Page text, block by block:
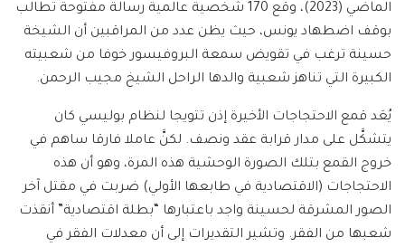
الماضي (2023)، وقَّع 170 شخصية عالمية رسالة مفتوحة تطالب
بوقف اضطهاد يونس، حيث يظن عدد من المراقبين أن الشيخة
حسينة ترغب في تقويض سمعة البروفيسور خوفا من شعبيته
الكبيرة التي تناهز شعبية والدها الراحل الشيخ مجيب الرحمن.
يُعَد قمع الاحتجاجات الأخيرة إذن تتويجا لنظام بوليسي كان
يتشكَّل على مدار قرابة عقد ونصف. لكنَّ عاملا فارقا ساهم في
خروج القمع بتلك الصورة الوحشية هذه المرة، وهو أن هذه
الاحتجاجات (الاقتصادية في طابعها الأولي) ضربت في مقتل آخر
الصور المشرقة لحسينة واجد باعتبارها “بطلة اقتصادية” أنقذت
شعبها من الفقر. وتشير التقديرات إلى أن معدلات الفقر في